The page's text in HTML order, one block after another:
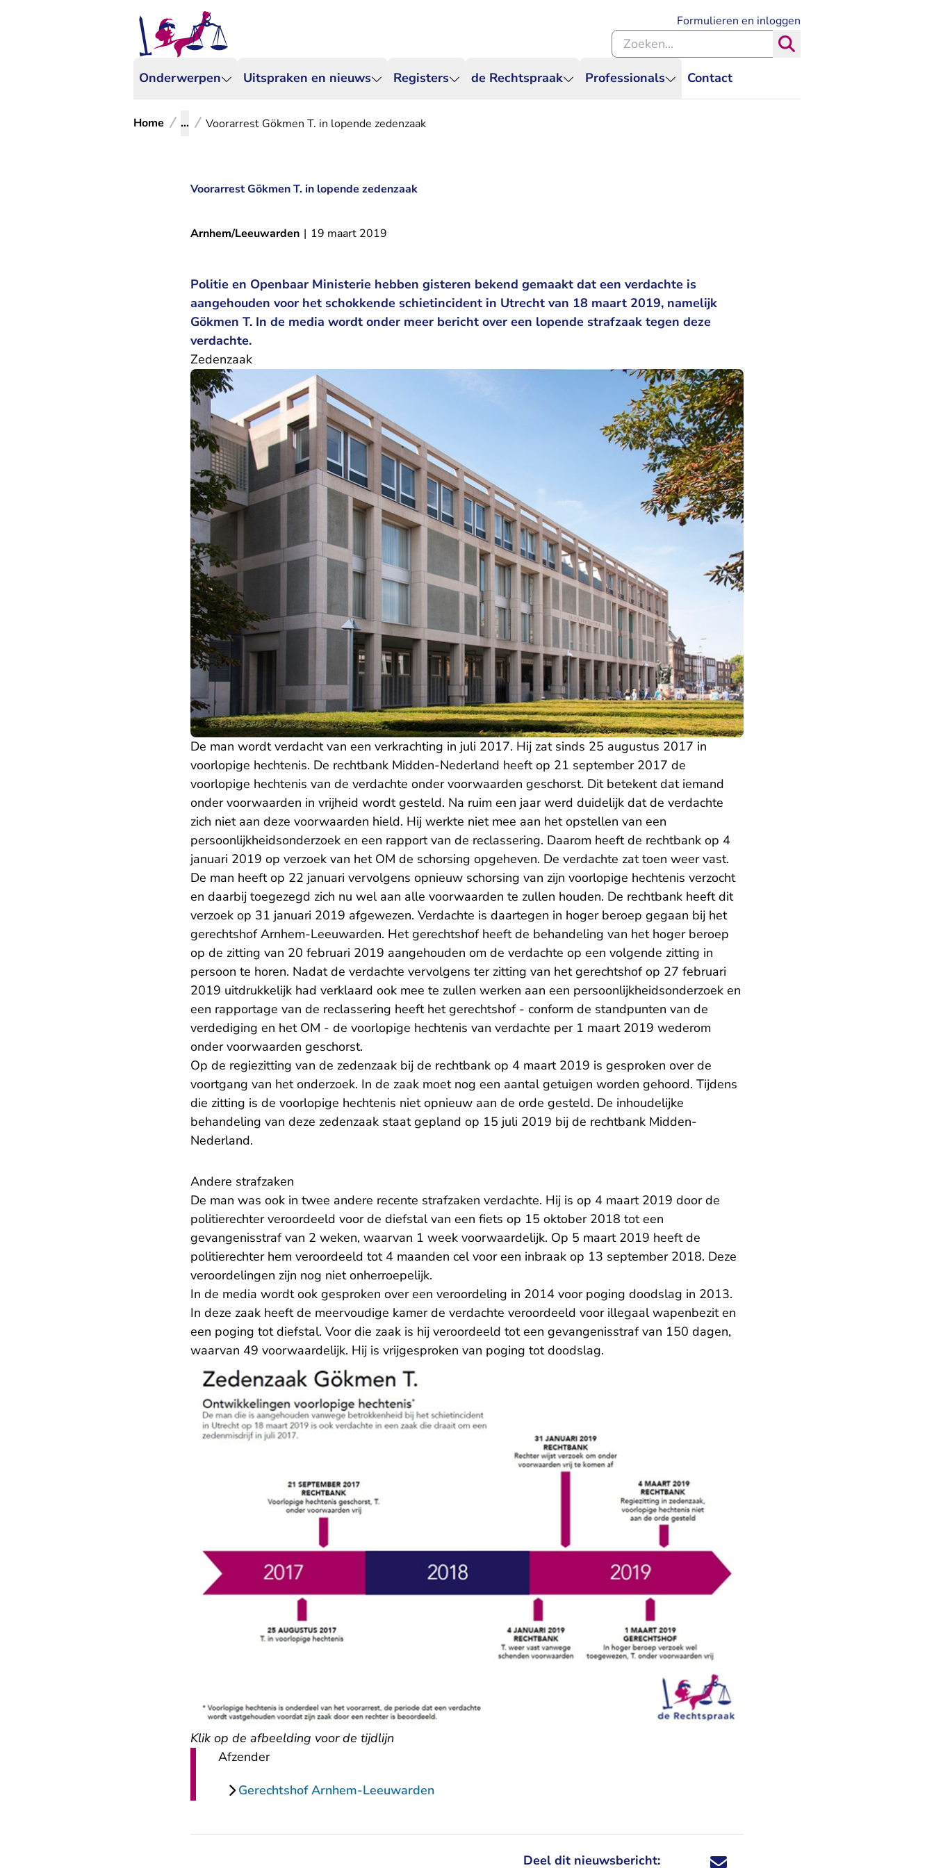
Onderwerpen Uitspraken en nieuws Registers de Rechtspraak Professionals Contact
Formulieren en inloggen
Zoeken binnen de Rechtspraak
Home ... Voorarrest Gökmen T. in lopende zedenzaak
Voorarrest Gökmen T. in lopende zedenzaak
Arnhem/Leeuwarden | 19 maart 2019
Politie en Openbaar Ministerie hebben gisteren bekend gemaakt dat een verdachte is
aangehouden voor het schokkende schietincident in Utrecht van 18 maart 2019, namelijk
Gökmen T. In de media wordt onder meer bericht over een lopende strafzaak tegen deze
verdachte.
Zedenzaak
De man wordt verdacht van een verkrachting in juli 2017. Hij zat sinds 25 augustus 2017 in
voorlopige hechtenis. De rechtbank Midden-Nederland heeft op 21 september 2017 de
voorlopige hechtenis van de verdachte onder voorwaarden geschorst. Dit betekent dat iemand
onder voorwaarden in vrijheid wordt gesteld. Na ruim een jaar werd duidelijk dat de verdachte
zich niet aan deze voorwaarden hield. Hij werkte niet mee aan het opstellen van een
persoonlijkheidsonderzoek en een rapport van de reclassering. Daarom heeft de rechtbank op 4
januari 2019 op verzoek van het OM de schorsing opgeheven. De verdachte zat toen weer vast.
De man heeft op 22 januari vervolgens opnieuw schorsing van zijn voorlopige hechtenis verzocht
en daarbij toegezegd zich nu wel aan alle voorwaarden te zullen houden. De rechtbank heeft dit
verzoek op 31 januari 2019 afgewezen. Verdachte is daartegen in hoger beroep gegaan bij het
gerechtshof Arnhem-Leeuwarden. Het gerechtshof heeft de behandeling van het hoger beroep
op de zitting van 20 februari 2019 aangehouden om de verdachte op een volgende zitting in
persoon te horen. Nadat de verdachte vervolgens ter zitting van het gerechtshof op 27 februari
2019 uitdrukkelijk had verklaard ook mee te zullen werken aan een persoonlijkheidsonderzoek en
een rapportage van de reclassering heeft het gerechtshof - conform de standpunten van de
verdediging en het OM - de voorlopige hechtenis van verdachte per 1 maart 2019 wederom
onder voorwaarden geschorst.
Op de regiezitting van de zedenzaak bij de rechtbank op 4 maart 2019 is gesproken over de
voortgang van het onderzoek. In de zaak moet nog een aantal getuigen worden gehoord. Tijdens
die zitting is de voorlopige hechtenis niet opnieuw aan de orde gesteld. De inhoudelijke
behandeling van deze zedenzaak staat gepland op 15 juli 2019 bij de rechtbank Midden-
Nederland.
Andere strafzaken
De man was ook in twee andere recente strafzaken verdachte. Hij is op 4 maart 2019 door de
politierechter veroordeeld voor de diefstal van een fiets op 15 oktober 2018 tot een
gevangenisstraf van 2 weken, waarvan 1 week voorwaardelijk. Op 5 maart 2019 heeft de
politierechter hem veroordeeld tot 4 maanden cel voor een inbraak op 13 september 2018. Deze
veroordelingen zijn nog niet onherroepelijk.
In de media wordt ook gesproken over een veroordeling in 2014 voor poging doodslag in 2013.
In deze zaak heeft de meervoudige kamer de verdachte veroordeeld voor illegaal wapenbezit en
een poging tot diefstal. Voor die zaak is hij veroordeeld - U verlaat Rechtspraak.nl
tot een gevangenisstraf van 150 dagen,
waarvan 49 voorwaardelijk. Hij is vrijgesproken van poging tot doodslag.
Klik op de afbeelding voor de tijdlijn
Afzender
Gerechtshof Arnhem-Leeuwarden
Deel dit nieuwsbericht: Deel dit nieuwsbericht via X - U verlaat
Deel dit nieuwsbericht via Facebook - U
Deel dit nieuwsbericht via e-mail
Deel dit nieuwsbericht via LinkedIn - U